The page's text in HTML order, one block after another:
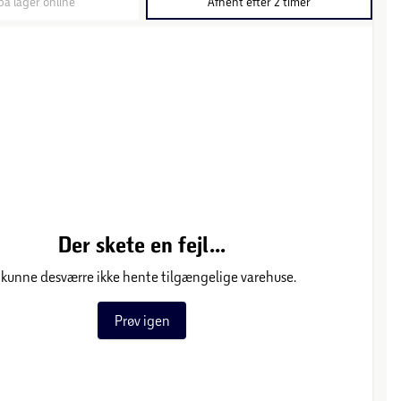
Der skete en fejl...
kunne desværre ikke hente tilgængelige varehuse.
Prøv igen